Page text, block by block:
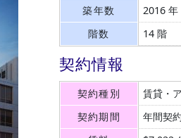
築年数
2016 年
階数
14 階
契約情報
契約種別
賃貸・
契約期間
年間契約